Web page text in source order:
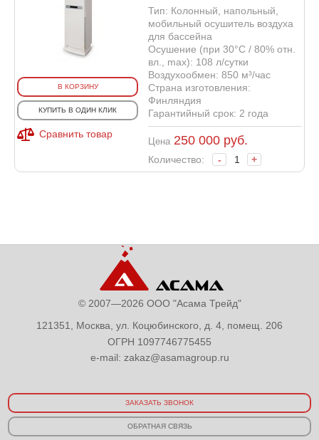
В КОРЗИНУ
КУПИТЬ В ОДИН КЛИК
Сравнить товар
Тип: Колонный, напольный,
мобильный осушитель воздуха
для бассейна
Осушение (при 30°С / 80% отн.
вл., max): 108 л/сутки
Воздухообмен: 850 м³/час
Страна изготовления:
Финляндия
Гарантийный срок: 2 года
Цена 250 000 руб.
Количество: - +
© 2007—2026 ООО "Асама Трейд"
121351, Москва, ул. Коцюбинского, д. 4, помещ. 206
ОГРН 1097746775455
e-mail: zakaz@asamagroup.ru
ЗАКАЗАТЬ ЗВОНОК
ОБРАТНАЯ СВЯЗЬ